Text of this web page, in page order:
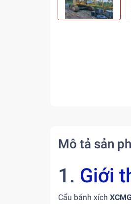
Mô tả sản
1. Giới
Cẩu bánh xích